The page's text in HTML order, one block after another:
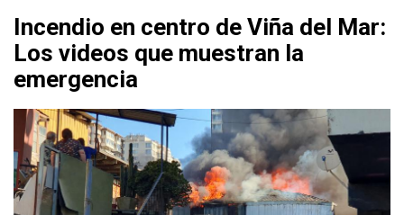
Incendio en centro de Viña del Mar:
Los videos que muestran la
emergencia